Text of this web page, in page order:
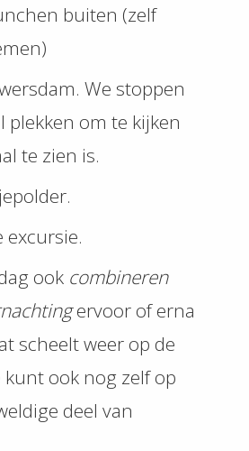
buiten (zelf
We stoppen
plekken om te kijken
te zien is.
excursie.
ook combineren
ervoor of erna
scheelt weer op de
kunt ook nog zelf op
deel van